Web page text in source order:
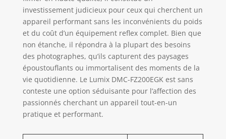
investissement judicieux pour ceux qui cherchent un
appareil performant sans les inconvénients du poids
et du coût d’un équipement reflex complet. Bien que
non étanche, il répondra à la plupart des besoins
des photographes, qu’ils capturent des paysages
époustouflants ou immortalisent des moments de la
vie quotidienne. Le Lumix DMC-FZ200EGK est sans
conteste une option séduisante pour l’affection des
passionnés cherchant un appareil tout-en-un
pratique et performant.